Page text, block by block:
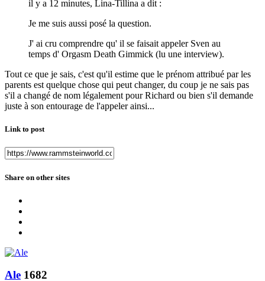
il y a 12 minutes, Lina-Tillina a dit :
Je me suis aussi posé la question.
J' ai cru comprendre qu' il se faisait appeler Sven au
temps d' Orgasm Death Gimmick (lu une interview).
Tout ce que je sais, c'est qu'il estime que le prénom attribué par les
parents est quelque chose qui peut changer, du coup je ne sais pas
s'il a changé de nom légalement pour Richard ou bien s'il demande
juste à son entourage de l'appeler ainsi...
Link to post
Share on other sites
Ale 1682